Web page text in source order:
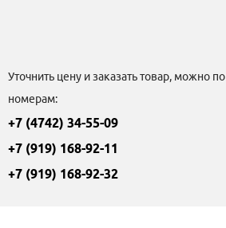
Уточнить цену и заказать товар, можно по
номерам:
+7 (4742) 34-55-09
+7 (919) 168-92-11
+7 (919) 168-92-32